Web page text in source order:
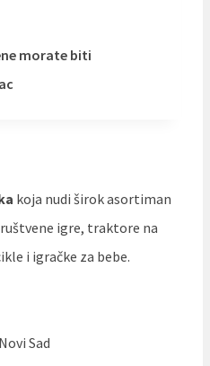
morate biti
koja nudi širok asortiman
igre, traktore na
i igračke za bebe.
Sad